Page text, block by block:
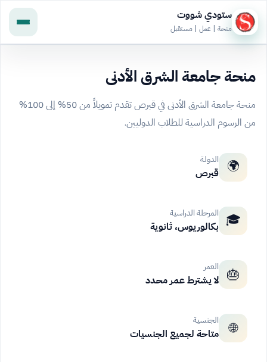
ستودي شووت
منحة | عمل | مستقبل
منحة جامعة الشرق الأدنى
منحة جامعة الشرق الأدنى في قبرص تقدم تمويلاً من 50% إلى 100%
من الرسوم الدراسية للطلاب الدوليين.
🌍 الدولة
قبرص
🎓 المرحلة الدراسية
بكالوريوس، ثانوية
🎂 العمر
لا يشترط عمر محدد
🌐 الجنسية
متاحة لجميع الجنسيات